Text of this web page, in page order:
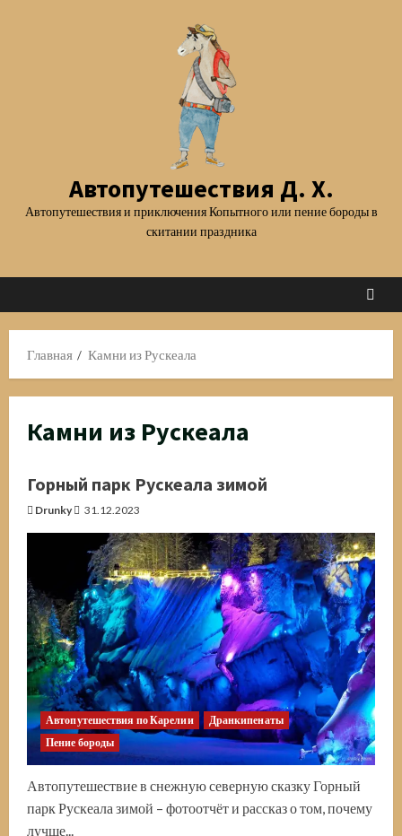
Автопутешествия Д. Х.
Автопутешествия и приключения Копытного или пение бороды в
скитании праздника
Главная Камни из Рускеала
Камни из Рускеала
Горный парк Рускеала зимой
Drunky 31.12.2023
Автопутешествия по Карелии
Дранкипенаты
Пение бороды
Автопутешествие в снежную северную сказку Горный
парк Рускеала зимой – фотоотчёт и рассказ о том, почему
лучше...